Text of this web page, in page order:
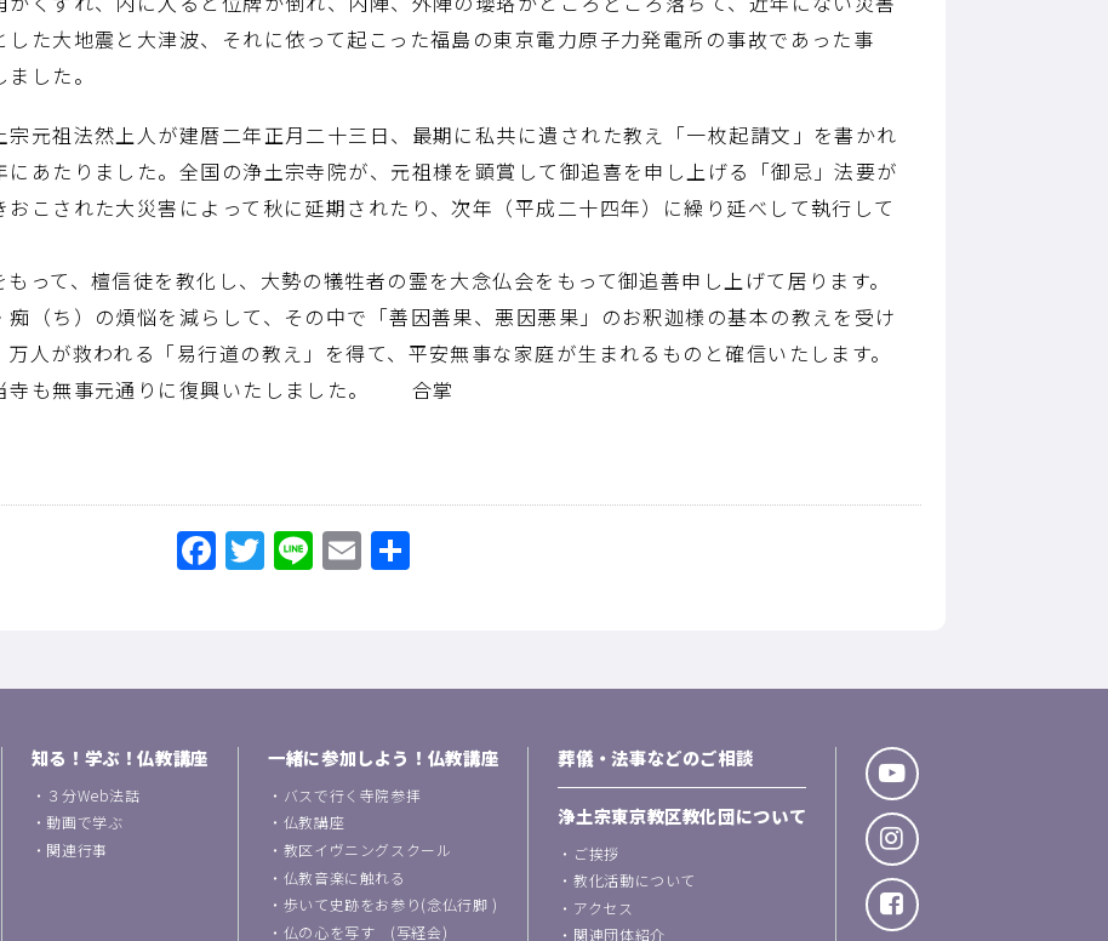
た大地震と大津波、それに依って起こった福島の東京電力原子力発電所の事故であった事
した。
元祖法然上人が建暦二年正月二十三日、最期に私共に遺された教え「一枚起請文」を書かれ
あたりました。全国の浄土宗寺院が、元祖様を顕賞して御追喜を申し上げる「御忌」法要が
こされた大災害によって秋に延期されたり、次年（平成二十四年）に繰り延べして執行して
って、檀信徒を教化し、大勢の犠牲者の霊を大念仏会をもって御追善申し上げて居ります。
（ち）の煩悩を減らして、その中で「善因善果、悪因悪果」のお釈迦様の基本の教えを受け
人が救われる「易行道の教え」を得て、平安無事な家庭が生まれるものと確信いたします。
寺も無事元通りに復興いたしました。 合掌
Facebook
Twitter
LineEmail
知る！学ぶ！仏教講座
・ ３分Web法話
・動画で学ぶ
・ 関連行事
一緒に参加しよう！仏教講座
・ バスで行く寺院参拝
・ 仏教講座
・ 教区イヴニングスクール
・ 仏教音楽に触れる
・ 歩いて史跡をお参り(念仏行脚 )
・ 仏の心を写す (写経会)
葬儀・法事などのご相談
浄土宗東京教区教化団について
・ ご挨拶
・ 教化活動について
・ アクセス
・ 関連団体紹介